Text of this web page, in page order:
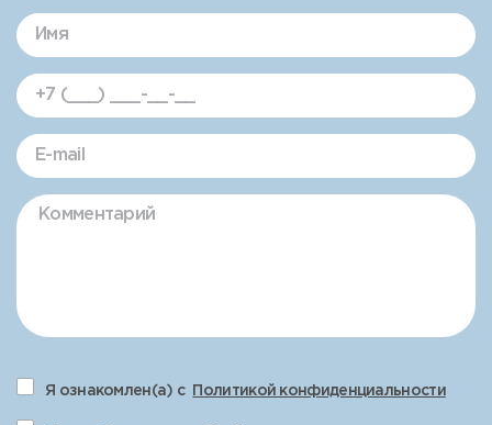
Я ознакомлен(а) с Политикой конфиденциальности